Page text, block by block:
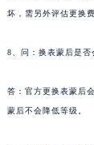
坏，需另外评估更换费
8、问：换表蒙后是否
答：官方更换表蒙后
蒙后不会降低等级。